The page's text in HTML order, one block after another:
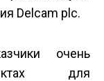
Delcam plc.
очень
для